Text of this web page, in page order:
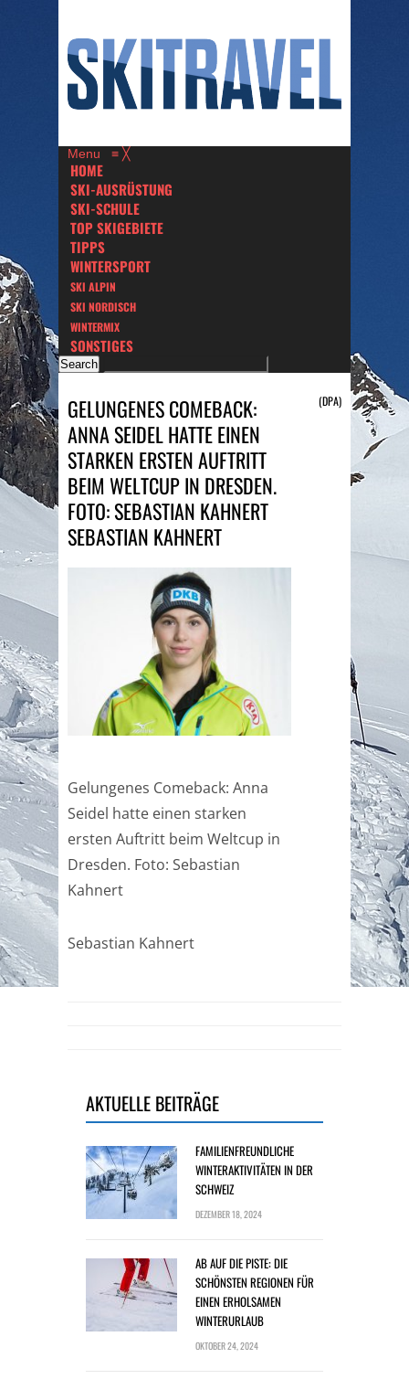
Menu ≡ ╳
HOME
SKI-AUSRÜSTUNG
SKI-SCHULE
TOP SKIGEBIETE
TIPPS
WINTERSPORT
SKI ALPIN
SKI NORDISCH
WINTERMIX
SONSTIGES
GELUNGENES COMEBACK:
ANNA SEIDEL HATTE EINEN
STARKEN ERSTEN AUFTRITT
BEIM WELTCUP IN DRESDEN.
FOTO: SEBASTIAN KAHNERT
SEBASTIAN KAHNERT
(DPA)
Gelungenes Comeback: Anna
Seidel hatte einen starken
ersten Auftritt beim Weltcup in
Dresden. Foto: Sebastian
Kahnert
Sebastian Kahnert
AKTUELLE BEITRÄGE
FAMILIENFREUNDLICHE
WINTERAKTIVITÄTEN IN DER
SCHWEIZ
DEZEMBER 18, 2024
AB AUF DIE PISTE: DIE
SCHÖNSTEN REGIONEN FÜR
EINEN ERHOLSAMEN
WINTERURLAUB
OKTOBER 24, 2024